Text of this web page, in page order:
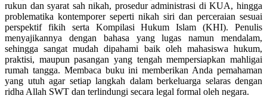
rukun dan syarat sah nikah, prosedur administrasi di KUA, hingga
problematika kontemporer seperti nikah siri dan perceraian sesuai
perspektif fikih serta Kompilasi Hukum Islam (KHI). Penulis
menyajikannya dengan bahasa yang lugas namun mendalam,
sehingga sangat mudah dipahami baik oleh mahasiswa hukum,
praktisi, maupun pasangan yang tengah mempersiapkan mahligai
rumah tangga. Membaca buku ini memberikan Anda pemahaman
yang utuh agar setiap langkah dalam berkeluarga selaras dengan
ridha Allah SWT dan terlindungi secara legal formal oleh negara.